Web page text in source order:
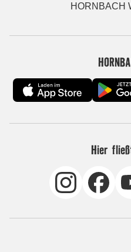
HORNBACH
Hier